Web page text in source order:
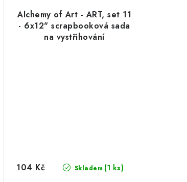
Alchemy of Art - ART, set 11
- 6x12" scrapbooková sada
na vystřihování
Skladem (1 ks)
104 Kč